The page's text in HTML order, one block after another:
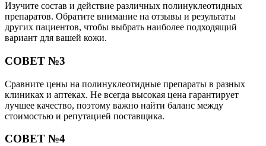
Изучите состав и действие различных полинуклеотидных
препаратов. Обратите внимание на отзывы и результаты
других пациентов, чтобы выбрать наиболее подходящий
вариант для вашей кожи.
СОВЕТ №3
Сравните цены на полинуклеотидные препараты в разных
клиниках и аптеках. Не всегда высокая цена гарантирует
лучшее качество, поэтому важно найти баланс между
стоимостью и репутацией поставщика.
СОВЕТ №4